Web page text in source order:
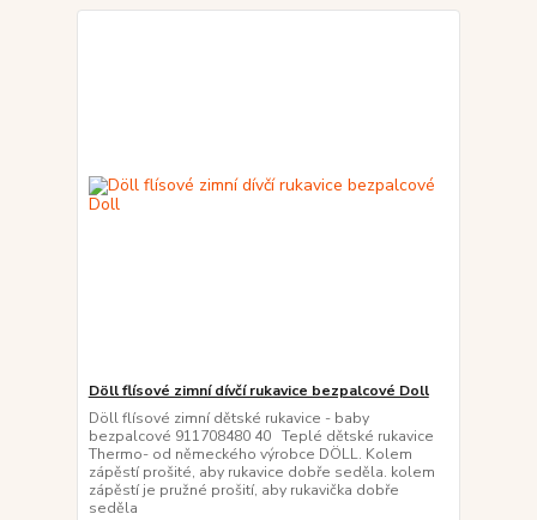
Döll flísové zimní dívčí rukavice bezpalcové Doll
Döll flísové zimní dětské rukavice - baby
bezpalcové 911708480 40 Teplé dětské rukavice
Thermo- od německého výrobce DÖLL. Kolem
zápěstí prošité, aby rukavice dobře seděla. kolem
zápěstí je pružné prošití, aby rukavička dobře
seděla